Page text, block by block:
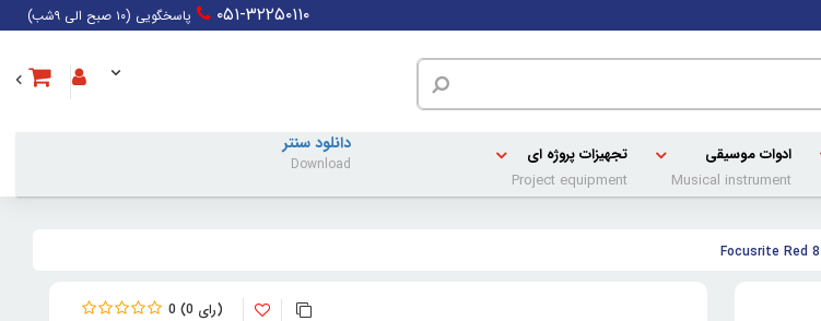
۰۵۱-۳۲۲۵۰۱۱۰ پاسخگویی (۱۰ صبح الی ۹شب)
ادوات موسیقی
Musical instrument
تجهیزات پروژه ای
Project equipment
دانلود سنتر
Download
0 0